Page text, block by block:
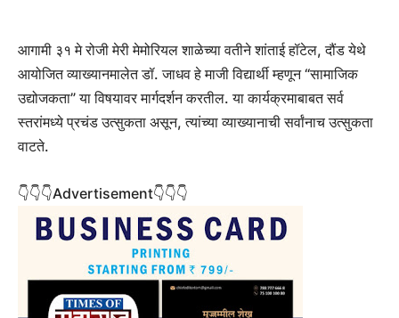
आगामी ३१ मे रोजी मेरी मेमोरियल शाळेच्या वतीने शांताई हॉटेल, दौंड येथे
आयोजित व्याख्यानमालेत डॉ. जाधव हे माजी विद्यार्थी म्हणून “सामाजिक
उद्योजकता” या विषयावर मार्गदर्शन करतील. या कार्यक्रमाबाबत सर्व
स्तरांमध्ये प्रचंड उत्सुकता असून, त्यांच्या व्याख्यानाची सर्वांनाच उत्सुकता
वाटते.
👇👇👇Advertisement👇👇👇